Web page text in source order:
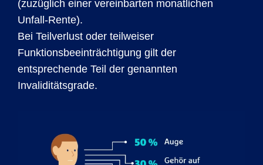
(zuzüglich einer vereinbarten monatlichen
Unfall-Rente).
Bei Teilverlust oder teilweiser
Funktionsbeeinträchtigung gilt der
entsprechende Teil der genannten
Invaliditätsgrade.